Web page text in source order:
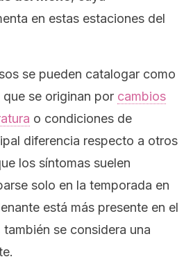
en estas estaciones del
se pueden catalogar como
se originan por cambios
o condiciones de
diferencia respecto a otros
los síntomas suelen
solo en la temporada en
está más presente en el
se considera una